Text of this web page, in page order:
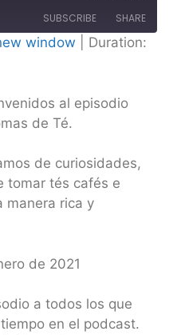
SUBSCRIBE SHARE
window
Duration:
al episodio
de Té.
de curiosidades,
tomar tés cafés e
manera rica y
de 2021
a todos los que
en el podcast.